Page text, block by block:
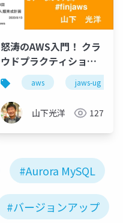
jaws-ug
怒涛のAWS入門！ クラ
ウドプラクティショナ
ー！ 知ってました？ あ
なた、クラウドプラク
ティショナーなんです
よ。
aws jaws-ug
山下光洋 127
#Aurora MySQL
#バージョンアップ